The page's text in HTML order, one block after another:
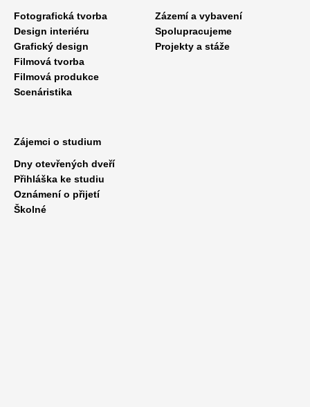
Fotografická tvorba
Design interiéru
Grafický design
Filmová tvorba
Filmová produkce
Scenáristika
Zázemí a vybavení
Spolupracujeme
Projekty a stáže
Zájemci o studium
Dny otevřených dveří
Přihláška ke studiu
Oznámení o přijetí
Školné